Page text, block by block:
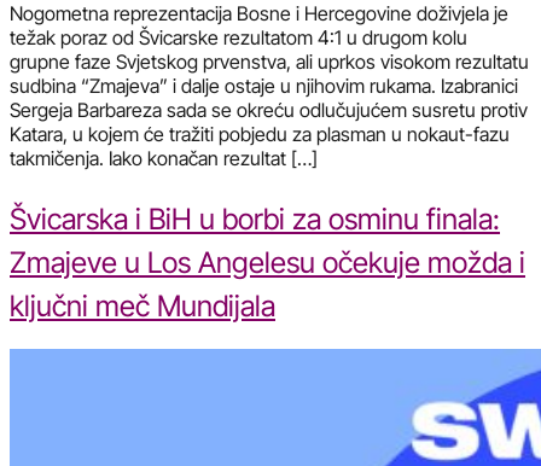
Nogometna reprezentacija Bosne i Hercegovine doživjela je
težak poraz od Švicarske rezultatom 4:1 u drugom kolu
grupne faze Svjetskog prvenstva, ali uprkos visokom rezultatu
sudbina “Zmajeva” i dalje ostaje u njihovim rukama. Izabranici
Sergeja Barbareza sada se okreću odlučujućem susretu protiv
Katara, u kojem će tražiti pobjedu za plasman u nokaut-fazu
takmičenja. Iako konačan rezultat […]
Švicarska i BiH u borbi za osminu finala:
Zmajeve u Los Angelesu očekuje možda i
ključni meč Mundijala